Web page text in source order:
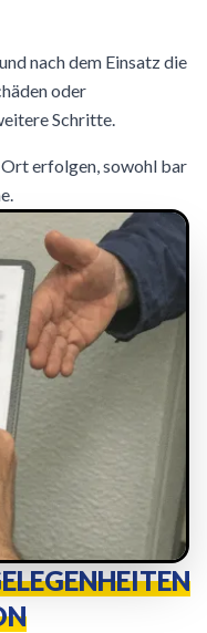
nach dem Einsatz die
oder
Schritte.
erfolgen, sowohl bar